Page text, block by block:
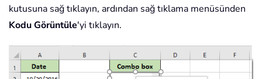
kutusuna sağ tıklayın, ardından sağ tıklama menüsünden
Kodu Görüntüle'yi tıklayın.